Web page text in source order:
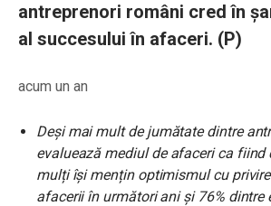
antreprenori români cred în
al succesului în afaceri. (P)
acum un an
Deși mai mult de jumătate dintre
evaluează mediul de afaceri ca fiind
mulți își mențin optimismul cu
afacerii în următori ani și 76% dintre